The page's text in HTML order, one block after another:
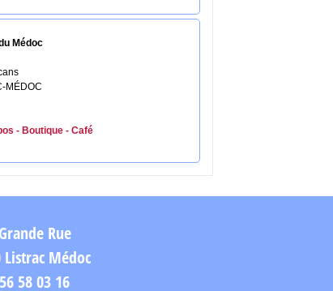
Médoc
MÉDOC
- Boutique - Café
Rue
Listrac Médoc
58 03 16